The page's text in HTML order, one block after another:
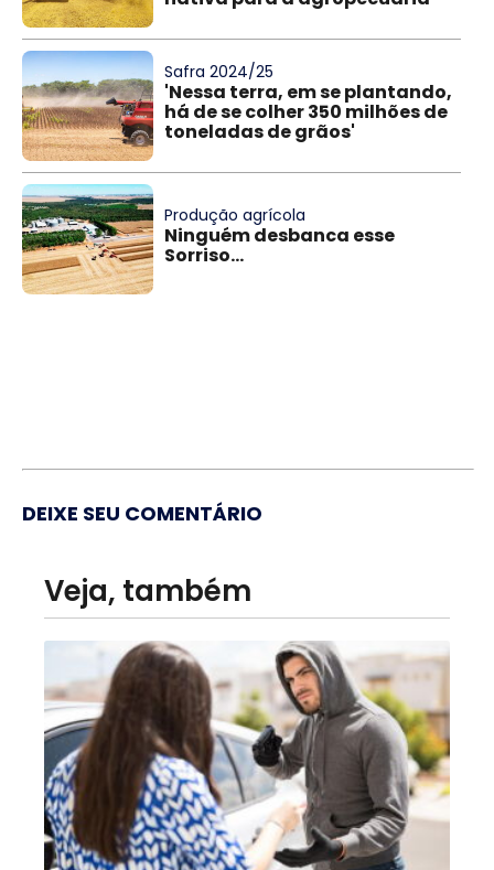
Safra 2024/25
'Nessa terra, em se plantando,
há de se colher 350 milhões de
toneladas de grãos'
Produção agrícola
Ninguém desbanca esse
Sorriso...
DEIXE SEU COMENTÁRIO
Veja, também